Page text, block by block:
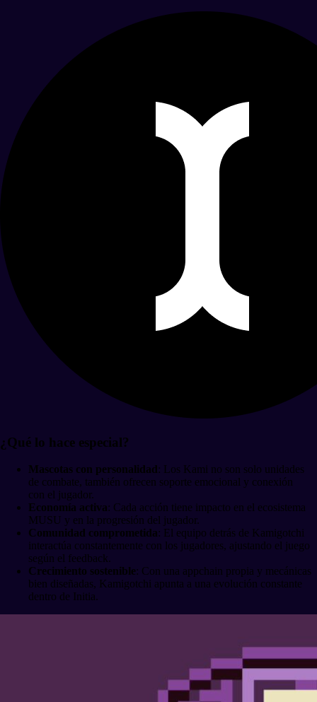
¿Qué lo hace especial?
Mascotas con personalidad: Los Kami no son solo unidades
de combate, también ofrecen soporte emocional y conexión
con el jugador.
Economía activa: Cada acción tiene impacto en el ecosistema
MUSU y en la progresión del jugador.
Comunidad comprometida: El equipo detrás de Kamigotchi
interactúa constantemente con los jugadores, ajustando el juego
según el feedback.
Crecimiento sostenible: Con una appchain propia y mecánicas
bien diseñadas, Kamigotchi apunta a una evolución constante
dentro de Initia.